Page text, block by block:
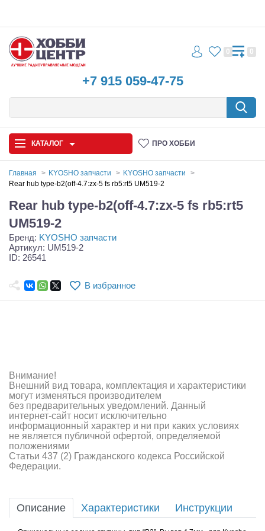
+7 915 059-47-75
0 0
КАТАЛОГ ПРО ХОББИ
Запчасти и аксессуары
Игрушки
Аппаратура и электроника
Аккумуляторы и батарейки
Зарядные устройства и блоки питания
Двигатели
Технические жидкости
Оптовая продажа запчастей для моделей
Главная KYOSHO запчасти
KYOSHO запчасти
Rear hub type-b2(off-4.7:zx-5 fs rb5:rt5 UM519-2
Rear hub type-b2(off-4.7:zx-5 fs rb5:rt5
UM519-2
Бренд: KYOSHO запчасти
Артикул: UM519-2
ID: 26541
В избранное
Внимание!
Внешний вид товара, комплектация и характеристики
могут изменяться производителем
без предварительных уведомлений. Данный
интернет-сайт носит исключительно
информационный характер и ни при каких условиях
не является публичной офертой, определяемой
положениями
Статьи 437 (2) Гражданского кодекса Российской
Федерации.
Описание Характеристики Инструкции